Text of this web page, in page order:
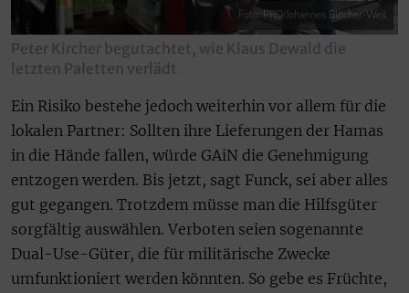
Foto: PRO/Johannes Blöcher-Weil
Peter Kircher begutachtet, wie Klaus Dewald die
letzten Paletten verlädt
Ein Risiko bestehe jedoch weiterhin vor allem für die
lokalen Partner: Sollten ihre Lieferungen der Hamas
in die Hände fallen, würde GAiN die Genehmigung
entzogen werden. Bis jetzt, sagt Funck, sei aber alles
gut gegangen. Trotzdem müsse man die Hilfsgüter
sorgfältig auswählen. Verboten seien sogenannte
Dual-Use-Güter, die für militärische Zwecke
umfunktioniert werden könnten. So gebe es Früchte,